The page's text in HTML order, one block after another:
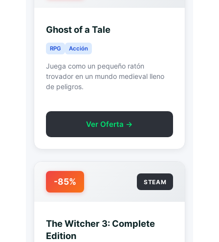
Ghost of a Tale
RPG Acción
Juega como un pequeño ratón
trovador en un mundo medieval lleno
de peligros.
Ver Oferta →
-85% STEAM
The Witcher 3: Complete
Edition